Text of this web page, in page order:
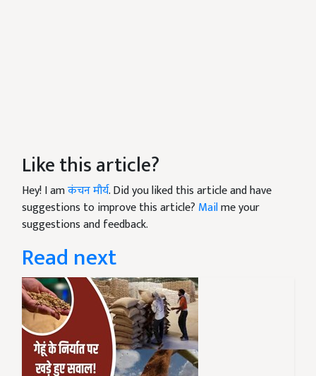
Like this article?
Hey! I amकंचन मौर्य. Did you liked this article and have
suggestions to improve this article? Mailme your
suggestions and feedback.
Read next